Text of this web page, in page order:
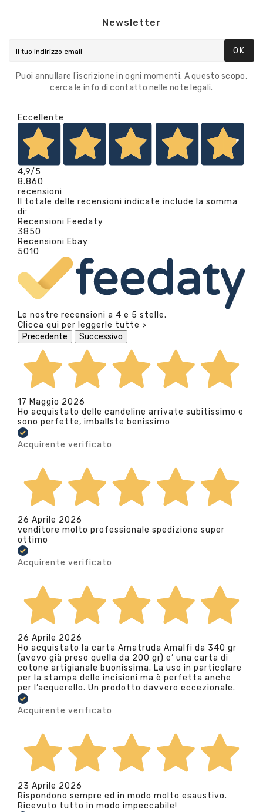
Newsletter
OK
Puoi annullare l'iscrizione in ogni momenti. A questo scopo,
cerca le info di contatto nelle note legali.
Eccellente
4,9/5
8.860
recensioni
Il totale delle recensioni indicate include la somma
di:
Recensioni Feedaty
3850
Recensioni Ebay
5010
Le nostre recensioni a 4 e 5 stelle.
Clicca qui per leggerle tutte >
Precedente
Successivo
17 Maggio 2026
Ho acquistato delle candeline arrivate subitissimo e
sono perfette, imballste benissimo
Acquirente verificato
26 Aprile 2026
venditore molto professionale spedizione super
ottimo
Acquirente verificato
26 Aprile 2026
Ho acquistato la carta Amatruda Amalfi da 340 gr
(avevo già preso quella da 200 gr) e’ una carta di
cotone artigianale buonissima. La uso in particolare
per la stampa delle incisioni ma è perfetta anche
per l’acquerello. Un prodotto davvero eccezionale.
Acquirente verificato
23 Aprile 2026
Rispondono sempre ed in modo molto esaustivo.
Ricevuto tutto in modo impeccabile!